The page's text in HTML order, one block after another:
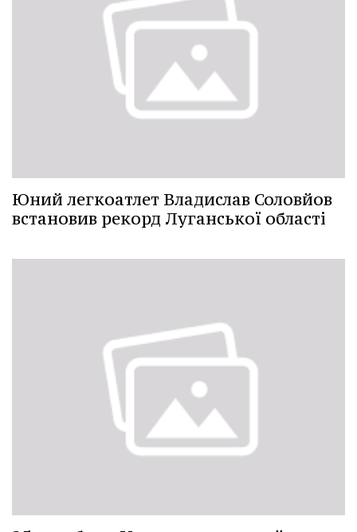
Юний легкоатлет Владислав Соловйов
встановив рекорд Луганської області